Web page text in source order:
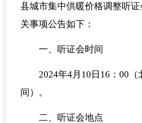
县城市集中供暖价格调整听
关事项公告如下：
一、听证会时间
2024年4月10日16：00（
间）。
二、听证会地点